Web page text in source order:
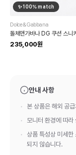
✨100% match
Dolce&Gabbana
돌체앤가바나 DG 쿠션 스니
235,000원
안내 사항
본 상품은 해외 공
모니터 환경에 따
상품 특성상 미세한
되지 않습니다.